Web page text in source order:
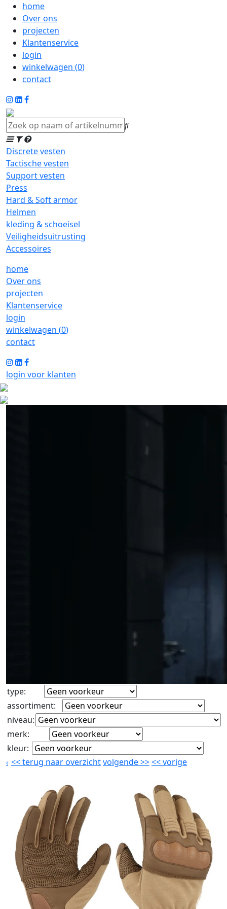
home
Over ons
projecten
Klantenservice
login
winkelwagen (0)
contact
Discrete vesten
Tactische vesten
Support vesten
Press
Hard & Soft armor
Helmen
kleding & schoeisel
Veiligheidsuitrusting
Accessoires
home
Over ons
projecten
Klantenservice
login
winkelwagen (0)
contact
login voor klanten
type:
assortiment:
niveau:
merk:
kleur:
<<terug naar overzichtvolgende>><<vorige